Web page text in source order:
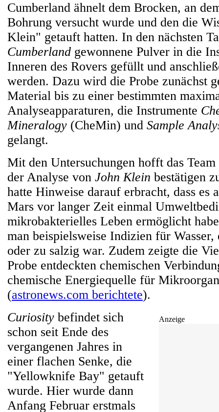
Cumberland ähnelt dem Brocken, an
Bohrung versucht wurde und den die
Klein" getauft hatten. In den nächsten
Cumberland gewonnene Pulver in die
Inneren des Rovers gefüllt und
werden. Dazu wird die Probe zunächst
Material bis zu einer bestimmten
Analyseapparaturen, die Instrumente
Mineralogy (CheMin) und Sample
gelangt.
Mit den Untersuchungen hofft das Team
der Analyse von John Klein bestätigen
hatte Hinweise darauf erbracht, dass es
Mars vor langer Zeit einmal
mikrobakterielles Leben ermöglicht
man beispielsweise Indizien für Wasser,
oder zu salzig war. Zudem zeigte die
Probe entdeckten chemischen
chemische Energiequelle für
(astronews.com berichtete).
Anzeige
Curiosity befindet sich
schon seit Ende des
vergangenen Jahres in
einer flachen Senke, die
"Yellowknife Bay" getauft
wurde. Hier wurde dann
Anfang Februar erstmals